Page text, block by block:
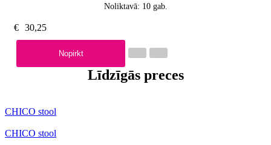
Noliktavā: 10 gab.
€ 30,25
Nopirkt
Līdzīgās preces
CHICO stool
CHICO stool